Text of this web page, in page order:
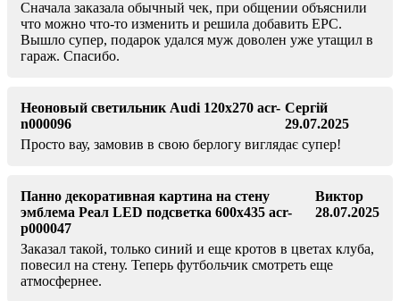
Сначала заказала обычный чек, при общении объяснили
что можно что-то изменить и решила добавить ЕРС.
Вышло супер, подарок удался муж доволен уже утащил в
гараж. Спасибо.
Неоновый светильник Audi 120х270 acr-
n000096
Сергій
29.07.2025
Просто вау, замовив в свою берлогу виглядає супер!
Панно декоративная картина на стену
эмблема Реал LED подсветка 600х435 acr-
p000047
Виктор
28.07.2025
Заказал такой, только синий и еще кротов в цветах клуба,
повесил на стену. Теперь футбольчик смотреть еще
атмосфернее.